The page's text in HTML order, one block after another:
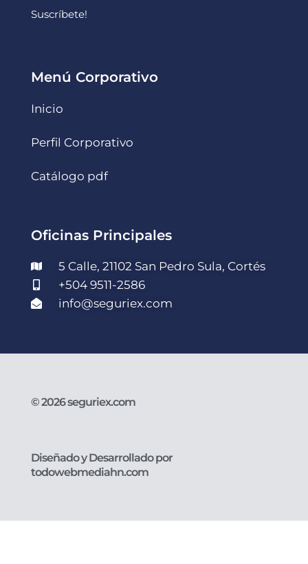
Suscríbete!
Menú Corporativo
Inicio
Perfil Corporativo
Catálogo pdf
Oficinas Principales
5 Calle, 21102 San Pedro Sula, Cortés
+504 9511-2586
info@seguriex.com
© 2026 seguriex.com
Diseñado y Desarrollado por
todowebmediahn.com